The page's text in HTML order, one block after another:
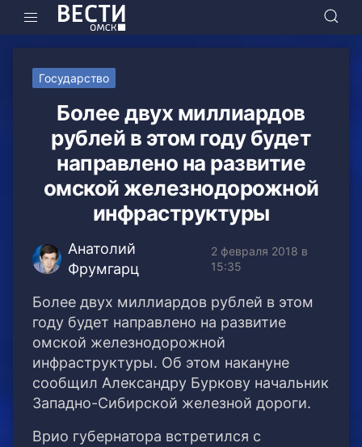
Государство
Более двух миллиардов
рублей в этом году будет
направлено на развитие
омской железнодорожной
инфраструктуры
Анатолий
Фрумгарц
2 февраля 2018 в
15:35
Более двух миллиардов рублей в этом
году будет направлено на развитие
омской железнодорожной
инфраструктуры. Об этом накануне
сообщил Александру Буркову начальник
Западно-Сибирской железной дороги.
Врио губернатора встретился с